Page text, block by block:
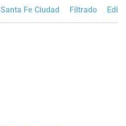
Santa Fe Ciudad Filtrado